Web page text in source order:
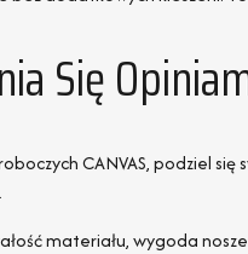
Się
CANVAS, podziel
materiału, wygoda